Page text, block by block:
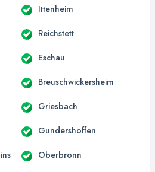
Ittenheim
Reichstett
Eschau
Breuschwickersheim
Griesbach
Gundershoffen
Oberbronn